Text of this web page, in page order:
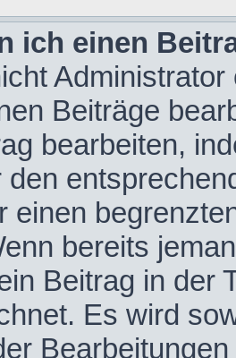
ich einen
Beiträge
bearbeiten,
den
einen
bereits
Beitrag in der
Es wird